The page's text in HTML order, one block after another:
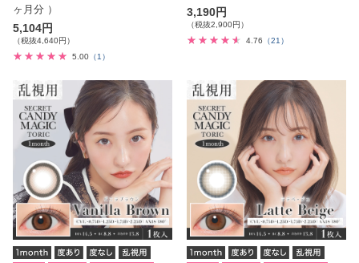
ヶ月分 ）
5,104円
（税抜4,640円）
5.00 （1）
3,190円
（税抜2,900円）
4.76
（21）